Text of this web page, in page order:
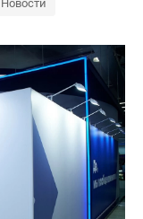
Новости